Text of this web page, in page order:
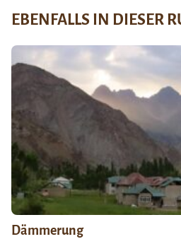
EBENFALLS IN DIESER
Dämmerung